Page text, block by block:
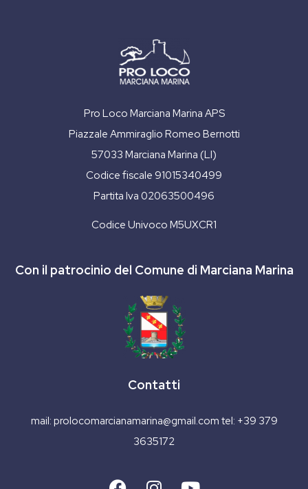
Pro Loco Marciana Marina APS
Piazzale Ammiraglio Romeo Bernotti
57033 Marciana Marina (LI)
Codice fiscale 91015340499
Partita Iva 02063500496
Codice Univoco M5UXCR1
Con il patrocinio del Comune di Marciana Marina
Contatti
mail: prolocomarcianamarina@gmail.com tel: +39 379
3635172